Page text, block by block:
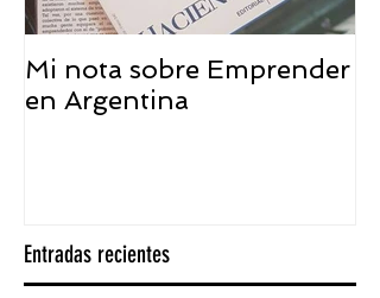
Mi nota sobre Emprender
en Argentina
Entradas recientes